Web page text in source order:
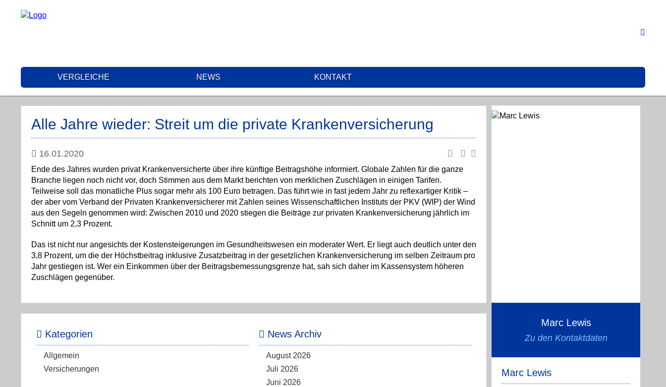
VERGLEICHE NEWS KONTAKT
Marc Lewis
Zu den Kontaktdaten
Marc Lewis
Alle Jahre wieder: Streit um die private Krankenversicherung
16.01.2020
Ende des Jahres wurden privat Krankenversicherte über ihre künftige Beitragshöhe informiert. Globale Zahlen für die ganze
Branche liegen noch nicht vor, doch Stimmen aus dem Markt berichten von merklichen Zuschlägen in einigen Tarifen.
Teilweise soll das monatliche Plus sogar mehr als 100 Euro betragen. Das führt wie in fast jedem Jahr zu reflexartiger Kritik –
der aber vom Verband der Privaten Krankenversicherer mit Zahlen seines Wissenschaftlichen Instituts der PKV (WIP) der Wind
aus den Segeln genommen wird: Zwischen 2010 und 2020 stiegen die Beiträge zur privaten Krankenversicherung jährlich im
Schnitt um 2,3 Prozent.
Das ist nicht nur angesichts der Kostensteigerungen im Gesundheitswesen ein moderater Wert. Er liegt auch deutlich unter den
3,8 Prozent, um die der Höchstbeitrag inklusive Zusatzbeitrag in der gesetzlichen Krankenversicherung im selben Zeitraum pro
Jahr gestiegen ist. Wer ein Einkommen über der Beitragsbemessungsgrenze hat, sah sich daher im Kassensystem höheren
Zuschlägen gegenüber.
Kategorien
Allgemein
Versicherungen
News Archiv
August 2026
Juli 2026
Juni 2026